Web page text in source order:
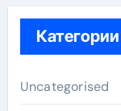
Категории
Uncategorised